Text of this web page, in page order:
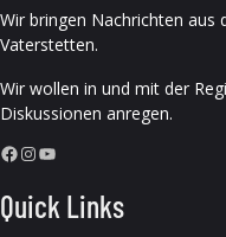
Wir bringen Nachrichten aus
Vaterstetten.
Wir wollen in und mit der
Diskussionen anregen.
Facebook InstagramYouTube
Quick Links